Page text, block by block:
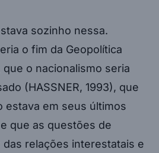
sozinho nessa.
o fim da Geopolítica
que o nacionalismo seria
(HASSNER, 1993), que
estava em seus últimos
que as questões de
das relações interestatais e